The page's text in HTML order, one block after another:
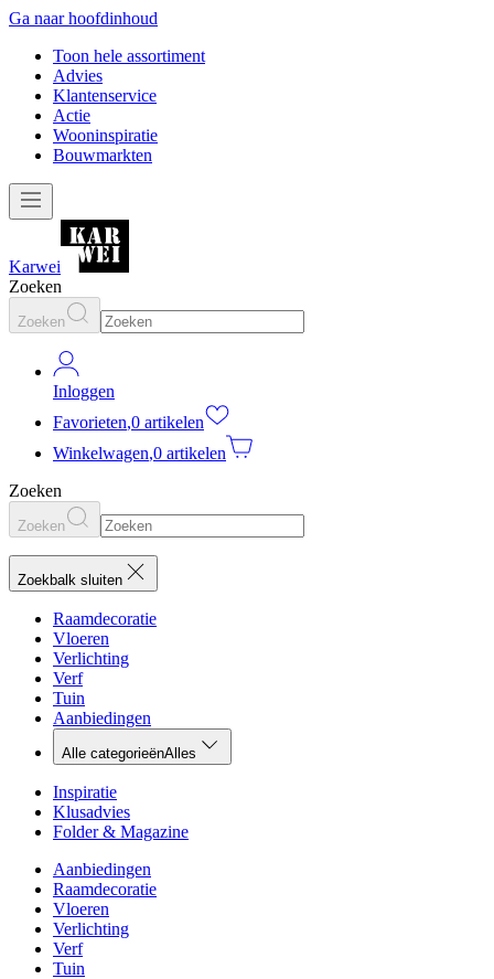
Ga naar hoofdinhoud
Toon hele assortiment
Advies
Klantenservice
Actie
Wooninspiratie
Bouwmarkten
Karwei
Zoeken
Zoeken
Inloggen
Favorieten,0 artikelen
Winkelwagen,0 artikelen
Zoeken
Zoeken
Zoekbalk sluiten
Raamdecoratie
Vloeren
Verlichting
Verf
Tuin
Aanbiedingen
Alle categorieënAlles
Inspiratie
Klusadvies
Folder & Magazine
Aanbiedingen
Raamdecoratie
Vloeren
Verlichting
Verf
Tuin